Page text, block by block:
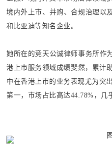
境内外上市、并购、合规治理以
和比亚迪等知名企业。
她所在的竞天公诚律师事务所作
港上市服务领域成绩斐然，累计
中在香港上市的业务表现尤为突
第一，市场占比高达44.78%，几